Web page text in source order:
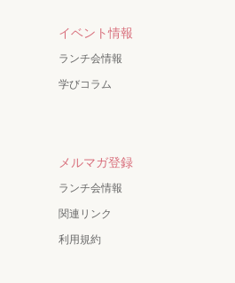
イベント情報
ランチ会情報
学びコラム
メルマガ登録
ランチ会情報
関連リンク
利用規約